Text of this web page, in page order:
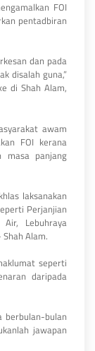
FOI
pentadbiran
dan pada
disalah guna,”
di Shah Alam,
awam
FOI kerana
masa panjang
laksanakan
Perjanjian
Lebuhraya
Alam.
seperti
daripada
berbulan-bulan
jawapan